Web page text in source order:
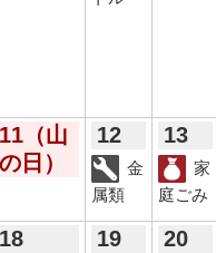
11 （山
の日）
12
金
属類
13
家
庭ごみ
18 19 20